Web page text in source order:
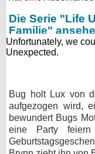
Die Serie "Life
Familie"
Bug holt Lux von
aufgezogen wird,
bewundert Bugs
eine Party